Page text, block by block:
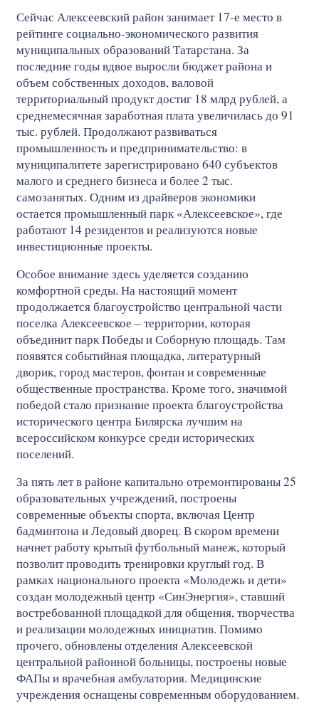
Сейчас Алексеевский район занимает 17-е место в
рейтинге социально-экономического развития
муниципальных образований Татарстана. За
последние годы вдвое выросли бюджет района и
объем собственных доходов, валовой
территориальный продукт достиг 18 млрд рублей, а
среднемесячная заработная плата увеличилась до 91
тыс. рублей. Продолжают развиваться
промышленность и предпринимательство: в
муниципалитете зарегистрировано 640 субъектов
малого и среднего бизнеса и более 2 тыс.
самозанятых. Одним из драйверов экономики
остается промышленный парк «Алексеевское», где
работают 14 резидентов и реализуются новые
инвестиционные проекты.
Особое внимание здесь уделяется созданию
комфортной среды. На настоящий момент
продолжается благоустройство центральной части
поселка Алексеевское – территории, которая
объединит парк Победы и Соборную площадь. Там
появятся событийная площадка, литературный
дворик, город мастеров, фонтан и современные
общественные пространства. Кроме того, значимой
победой стало признание проекта благоустройства
исторического центра Билярска лучшим на
всероссийском конкурсе среди исторических
поселений.
За пять лет в районе капитально отремонтированы 25
образовательных учреждений, построены
современные объекты спорта, включая Центр
бадминтона и Ледовый дворец. В скором времени
начнет работу крытый футбольный манеж, который
позволит проводить тренировки круглый год. В
рамках национального проекта «Молодежь и дети»
создан молодежный центр «СинЭнергия», ставший
востребованной площадкой для общения, творчества
и реализации молодежных инициатив. Помимо
прочего, обновлены отделения Алексеевской
центральной районной больницы, построены новые
ФАПы и врачебная амбулатория. Медицинские
учреждения оснащены современным оборудованием.